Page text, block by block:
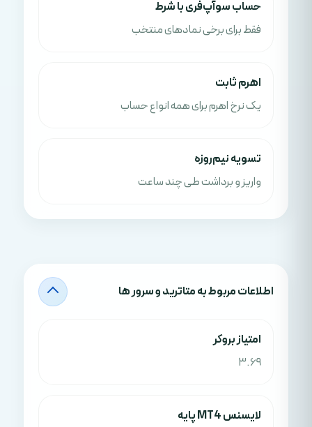
حساب سوآپ‌فری با شرط
فقط برای برخی نمادهای منتخب
اهرم ثابت
یک نرخ اهرم برای همه انواع حساب
تسویه نیم‌روزه
واریز و برداشت طی چند ساعت
اطلاعات مربوط به متاترید و سرور ها
امتياز بروکر
3.69
لایسنس MT4 پایه